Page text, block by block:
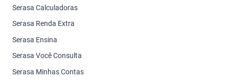
Serasa Calculadoras
Serasa Renda Extra
Serasa Ensina
Serasa Você Consulta
Serasa Minhas Contas